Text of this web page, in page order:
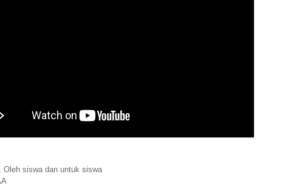
Oleh siswa dan untuk siswa